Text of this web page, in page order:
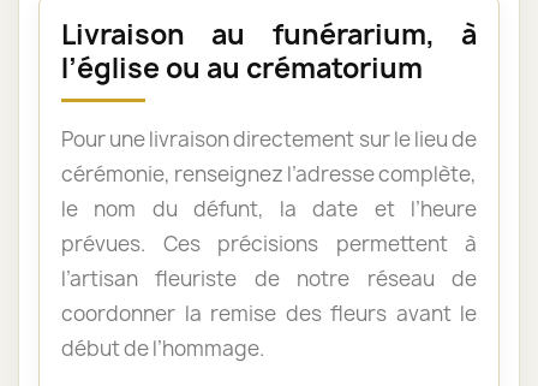
Livraison au funérarium, à
l’église ou au crématorium
Pour une livraison directement sur le lieu de
cérémonie, renseignez l’adresse complète,
le nom du défunt, la date et l’heure
prévues. Ces précisions permettent à
l’artisan fleuriste de notre réseau de
coordonner la remise des fleurs avant le
début de l’hommage.